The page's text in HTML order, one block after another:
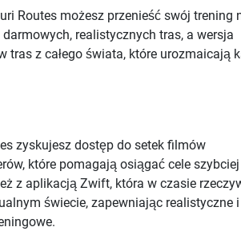
Routes możesz przenieść swój trening
realistycznych tras, a wersja
tras z całego świata, które urozmaicają
zyskujesz dostęp do setek filmów
które pomagają osiągać cele
z aplikacją Zwift, która w czasie
świecie, zapewniając realistyczne i